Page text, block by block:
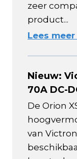
zeer
product...
Lees meer
Nieuw:
70A DC-
De Orion
van